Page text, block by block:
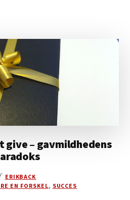
FÆLLES
give – gavmildhedens
ERIKBACK
EN FORSKEL, SUCCES